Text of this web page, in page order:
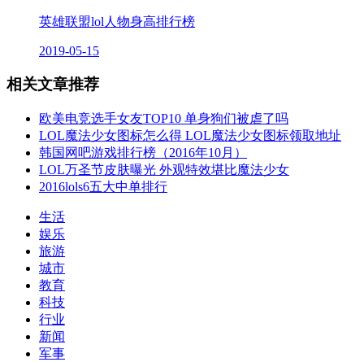
英雄联盟lol人物身高排行榜
2019-05-15
相关文章推荐
欧美电竞选手女友TOP10 单身狗们被虐了吗
LOL魔法少女图标怎么得 LOL魔法少女图标领取地址
韩国网吧游戏排行榜（2016年10月）
LOL万圣节皮肤曝光 外观特效堪比魔法少女
2016lols6五大中单排行
生活
娱乐
旅游
城市
教育
科技
行业
新闻
军事